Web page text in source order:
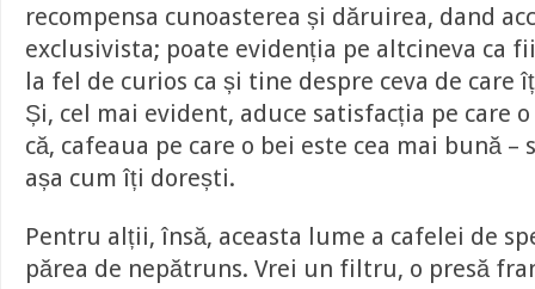
recompensa cunoasterea și dăruirea, dand
exclusivista; poate evidenția pe altcineva ca
la fel de curios ca și tine despre ceva de care
Și, cel mai evident, aduce satisfacția pe care
că, cafeaua pe care o bei este cea mai bună –
așa cum îți dorești.
Pentru alții, însă, aceasta lume a cafelei de
părea de nepătruns. Vrei un filtru, o presă